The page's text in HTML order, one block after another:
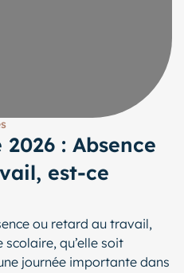
: Absence
est-ce
ou retard au travail,
qu’elle soit
journée importante dans